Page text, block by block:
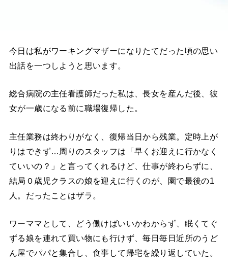
今日は私がワーキングマザーになりたてだった頃の思い
出話を一つしようと思います。
総合病院の主任看護師だった私は、長女を産んだ後、彼
女が一歳になる前に職場復帰した。
主任業務は終わりがなく、復帰当日から残業。定時上が
りはできず…周りのスタッフは「早くお迎えに行かなく
ていいの？」と言ってくれるけど、仕事が終わらずに、
結局０歳児クラスの娘を迎えに行くのが、園で最後の1
人。だったことはザラ。
ワーママとして、どう働けばいいかわからず、眠くてぐ
ずる娘を連れて買い物にも行けず、毎日毎日近所のうど
ん屋でパパと集合し、食事して帰宅を繰り返していた。